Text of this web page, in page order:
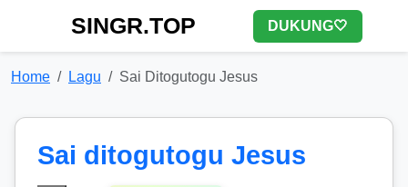
SINGR.TOP DUKUNG🤍
Home Lagu Sai Ditogutogu Jesus
Sai ditogutogu Jesus